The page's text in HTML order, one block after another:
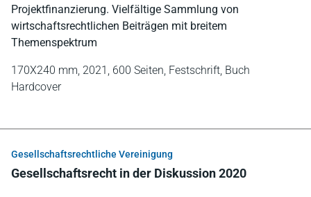
Projektfinanzierung. Vielfältige Sammlung von
wirtschaftsrechtlichen Beiträgen mit breitem
Themenspektrum
170X240 mm, 2021, 600 Seiten, Festschrift, Buch
Hardcover
Gesellschaftsrechtliche Vereinigung
Gesellschaftsrecht in der Diskussion 2020